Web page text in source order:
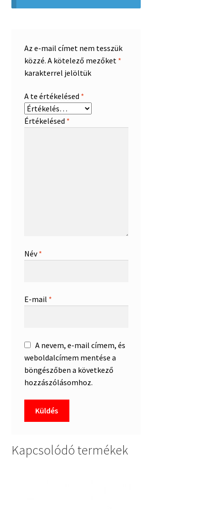
Az e-mail címet nem tesszük
közzé. A kötelező mezőket *
karakterrel jelöltük
A te értékelésed *
Értékelésed *
Név*
E-mail *
A nevem, e-mail címem, és
weboldalcímem mentése a
böngészőben a következő
hozzászólásomhoz.
Kapcsolódó termékek